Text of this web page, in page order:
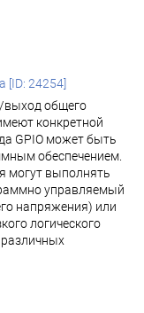
[ID: 24254]
выход общего
конкретной
GPIO может быть
обеспечением.
могут выполнять
управляемый
напряжения) или
логического